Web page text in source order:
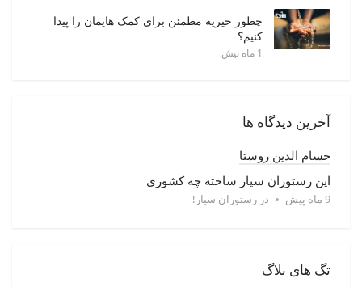
چطور خیریه مطمئن برای کمک هایمان را پیدا
کنیم؟
1 ماه پیش
آخرین دیدگاه ها
حسام الدین روستا
این رستوران سیار ساخته چه کشوری
9 ماه پیش در رستوران سیار!
تگ های بلاگ